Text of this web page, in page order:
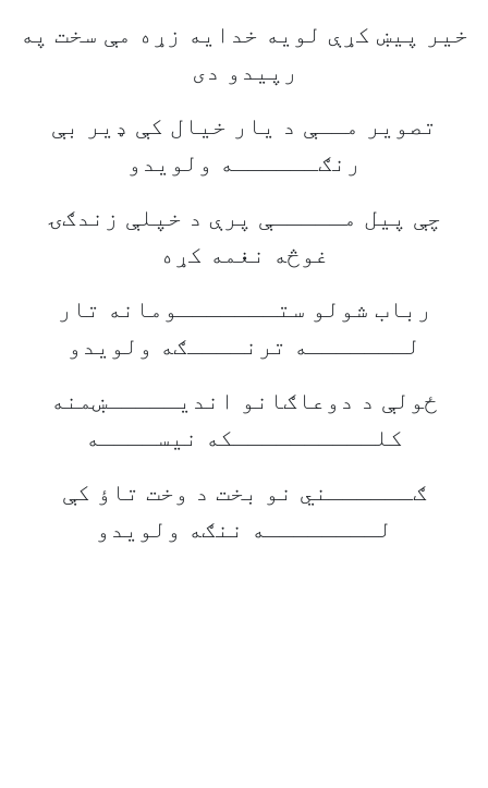
خير پيښ کړې لويه خدايه زړه مې سخت په
رپيدو دى
تصوير مــې د يار خيال کې ډير بې
رنګــــــه ولويدو
چې پيل مـــــې پرې د خپلې زندګۍ
غوڅه نغمه کړه
رباب شولو ستـــــــومانه تار
لـــــــه ترنــــګه ولويدو
ځولې د دوعاګانو انديـــــښمنه
کلــــــــــکه نيســــه
ګــــــني نو بخت د وخت تاؤ کې
لــــــــه ننګه ولويدو